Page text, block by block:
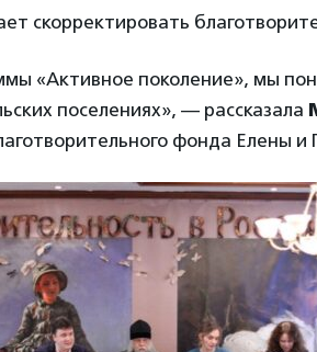
скорректировать
«Активное поколение», мы
поселениях», — рассказала
фонда Елены и